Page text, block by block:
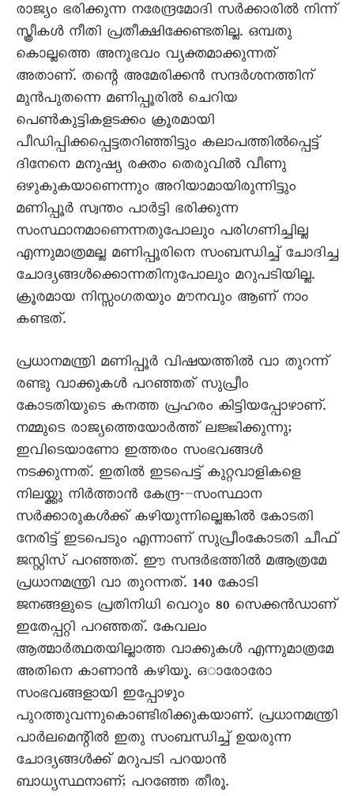
രാജ്യം ഭരിക്കുന്ന നരേന്ദ്രമോദി സർക്കാരിൽ നിന്ന്
സ്ത്രീകൾ നീതി പ്രതീക്ഷിക്കേണ്ടതില്ല. ഒമ്പതു
കൊല്ലത്തെ അനുഭവം വ്യക്തമാക്കുന്നത്
അതാണ്. തന്റെ അമേരിക്കൻ സന്ദർശനത്തിന്
മുൻപുതന്നെ മണിപ്പൂരിൽ ചെറിയ
പെൺകുട്ടികളടക്കം ക്രൂരമായി
പീഡിപ്പിക്കപ്പെട്ടതറിഞ്ഞിട്ടും കലാപത്തിൽപ്പെട്ട്
ദിനേനെ മനുഷ്യ രക്തം തെരുവിൽ വീണു
ഒഴുകുകയാണെന്നും അറിയാമായിരുന്നിട്ടും
മണിപ്പൂർ സ്വന്തം പാർട്ടി ഭരിക്കുന്ന
സംസ്ഥാനമാണെന്നതുപോലും പരിഗണിച്ചില്ല
എന്നുമാത്രമല്ല മണിപ്പൂരിനെ സംബന്ധിച്ച് ചോദിച്ച
ചോദ്യങ്ങൾക്കൊന്നതിനുപോലും മറുപടിയില്ല.
ക്രൂരമായ നിസ്സംഗതയും മൗനവും ആണ് നാം
കണ്ടത്.
പ്രധാനമന്ത്രി മണിപ്പൂർ വിഷയത്തിൽ വാ തുറന്ന്
രണ്ടു വാക്കുകൾ പറഞ്ഞത് സുപ്രീം
കോടതിയുടെ കനത്ത പ്രഹരം കിട്ടിയപ്പോഴാണ്.
നമ്മുടെ രാജ്യത്തെയോർത്ത് ലജ്ജിക്കുന്നു;
ഇവിടെയാണോ ഇത്തരം സംഭവങ്ങൾ
നടക്കുന്നത്. ഇതിൽ ഇടപെട്ട് കുറ്റവാളികളെ
നിലയ്ക്കു നിർത്താൻ കേന്ദ്ര-–സംസ്ഥാന
സർക്കാരുകൾക്ക് കഴിയുന്നില്ലെങ്കിൽ കോടതി
നേരിട്ട് ഇടപെടും എന്നാണ് സുപ്രീംകോടതി ചീഫ്
ജസ്റ്റിസ് പറഞ്ഞത്. ഈ സന്ദർഭത്തിൽ മആത്രമേ
പ്രധാനമന്ത്രി വാ തുറന്നത്. 140 കോടി
ജനങ്ങളുടെ പ്രതിനിധി വെറും 80 സെക്കൻഡാണ്
ഇതേപ്പറ്റി പറഞ്ഞത്. കേവലം
ആത്മാർത്ഥതയില്ലാത്ത വാക്കുകൾ എന്നുമാത്രമേ
അതിനെ കാണാൻ കഴിയൂ. ഒാരോരോ
സംഭവങ്ങളായി ഇപ്പോഴും
പുറത്തുവന്നുകൊണ്ടിരിക്കുകയാണ്. പ്രധാനമന്ത്രി
പാർലമെന്റിൽ ഇതു സംബന്ധിച്ച് ഉയരുന്ന
ചോദ്യങ്ങൾക്ക് മറുപടി പറയാൻ
ബാധ്യസ്ഥനാണ്; പറഞ്ഞേ തീരൂ.